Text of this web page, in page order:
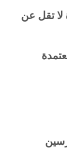
لا تقل عن